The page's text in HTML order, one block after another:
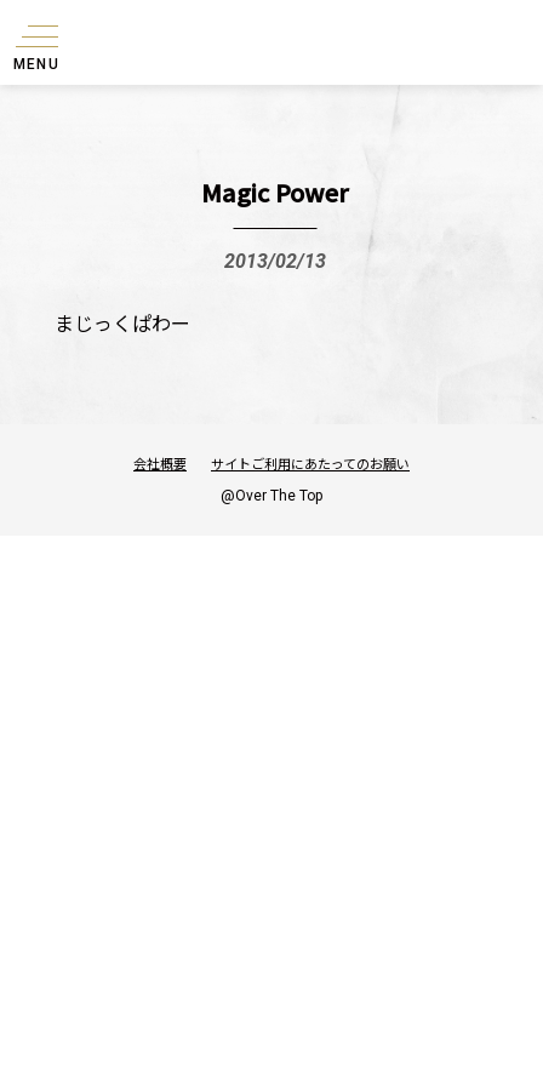
MENU
Magic Power
2013/02/13
まじっくぱわー
会社概要 サイトご利用にあたってのお願い
@Over The Top